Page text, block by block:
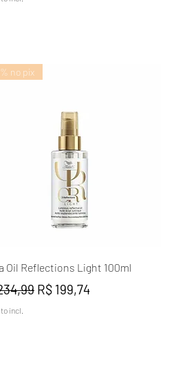
Visualização rápida
no pix
Oil Reflections Light 100ml
normalPreço promocional
R$ 199,74
incl.